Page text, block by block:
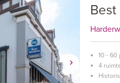
10 - 60
4